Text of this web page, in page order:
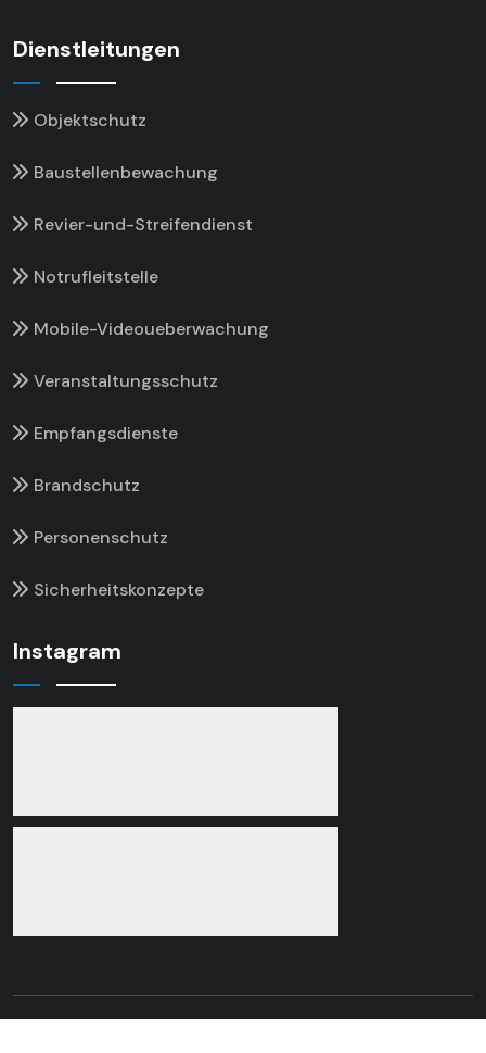
Dienstleitungen
Objektschutz
Baustellenbewachung
Revier-und-Streifendienst
Notrufleitstelle
Mobile-Videoueberwachung
Veranstaltungsschutz
Empfangsdienste
Brandschutz
Personenschutz
Sicherheitskonzepte
Instagram